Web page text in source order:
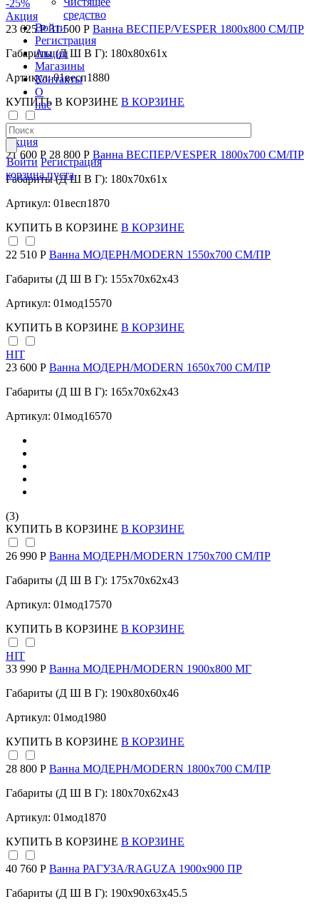
средство
Войти
Регистрация
Акции
Магазины
Контакты
О
нас
Войти Регистрация
корзина пуста
-25%
Акция
23 625 Р31 500 Р Ванна ВЕСПЕР/VESPER 1800х800 СМ/ПР
Габариты (Д Ш В Г): 180x80x61x
Артикул: 01весп1880
КУПИТЬ В КОРЗИНЕ В КОРЗИНЕ
-25%
Акция
21 600 Р 28 800 Р Ванна ВЕСПЕР/VESPER 1800х700 СМ/ПР
Габариты (Д Ш В Г): 180x70x61x
Артикул: 01весп1870
КУПИТЬ В КОРЗИНЕ В КОРЗИНЕ
22 510 Р Ванна МОДЕРН/MODERN 1550х700 СМ/ПР
Габариты (Д Ш В Г): 155x70x62x43
Артикул: 01мод15570
КУПИТЬ В КОРЗИНЕ В КОРЗИНЕ
HIT
23 600 Р Ванна МОДЕРН/MODERN 1650х700 СМ/ПР
Габариты (Д Ш В Г): 165x70x62x43
Артикул: 01мод16570
(3)
КУПИТЬ В КОРЗИНЕ В КОРЗИНЕ
26 990 Р Ванна МОДЕРН/MODERN 1750х700 СМ/ПР
Габариты (Д Ш В Г): 175x70x62x43
Артикул: 01мод17570
КУПИТЬ В КОРЗИНЕ В КОРЗИНЕ
HIT
33 990 Р Ванна МОДЕРН/MODERN 1900х800 МГ
Габариты (Д Ш В Г): 190x80x60x46
Артикул: 01мод1980
КУПИТЬ В КОРЗИНЕ В КОРЗИНЕ
28 800 Р Ванна МОДЕРН/MODERN 1800х700 СМ/ПР
Габариты (Д Ш В Г): 180x70x62x43
Артикул: 01мод1870
КУПИТЬ В КОРЗИНЕ В КОРЗИНЕ
40 760 Р Ванна РАГУЗА/RAGUZA 1900х900 ПР
Габариты (Д Ш В Г): 190x90x63x45.5